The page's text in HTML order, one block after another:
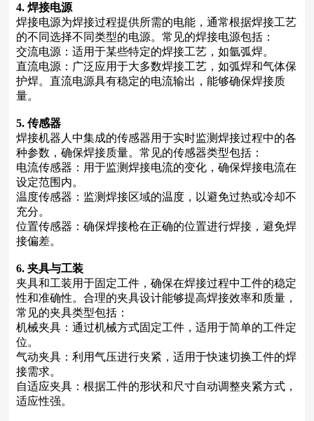
4. 焊接电源
焊接电源为焊接过程提供所需的电能，通常根据焊接工艺
的不同选择不同类型的电源。常见的焊接电源包括：
交流电源：适用于某些特定的焊接工艺，如氩弧焊。
直流电源：广泛应用于大多数焊接工艺，如弧焊和气体保
护焊。直流电源具有稳定的电流输出，能够确保焊接质
量。
5. 传感器
焊接机器人中集成的传感器用于实时监测焊接过程中的各
种参数，确保焊接质量。常见的传感器类型包括：
电流传感器：用于监测焊接电流的变化，确保焊接电流在
设定范围内。
温度传感器：监测焊接区域的温度，以避免过热或冷却不
充分。
位置传感器：确保焊接枪在正确的位置进行焊接，避免焊
接偏差。
6. 夹具与工装
夹具和工装用于固定工件，确保在焊接过程中工件的稳定
性和准确性。合理的夹具设计能够提高焊接效率和质量，
常见的夹具类型包括：
机械夹具：通过机械方式固定工件，适用于简单的工件定
位。
气动夹具：利用气压进行夹紧，适用于快速切换工件的焊
接需求。
自适应夹具：根据工件的形状和尺寸自动调整夹紧方式，
适应性强。